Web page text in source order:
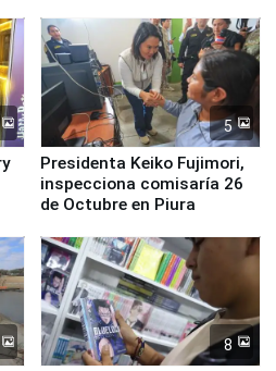
Derecho Colectivo"
5
Presidenta Keiko Fujimori,
inspecciona comisaría 26
de Octubre en Piura
8